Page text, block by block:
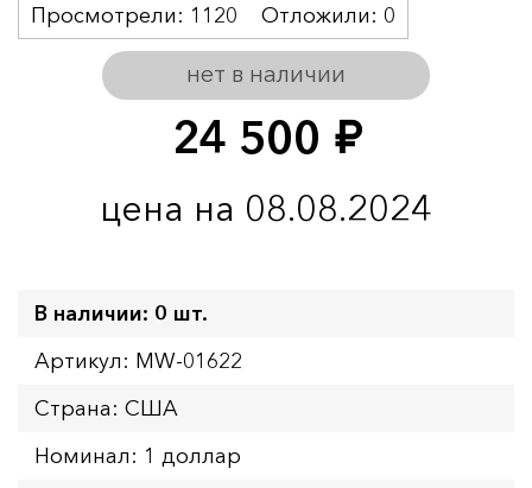
24 500 руб.
цена на 08.08.2024
нет в наличии
Просмотрели: 1120 Отложили: 0
В наличии: 0 шт.
Артикул: MW-01622
Страна: США
Номинал: 1 доллар